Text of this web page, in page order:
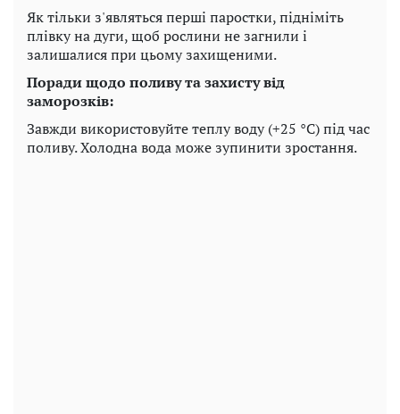
Як тільки з'являться перші паростки, підніміть
плівку на дуги, щоб рослини не загнили і
залишалися при цьому захищеними.
Поради щодо поливу та захисту від
заморозків:
Завжди використовуйте теплу воду (+25 °C) під час
поливу. Холодна вода може зупинити зростання.